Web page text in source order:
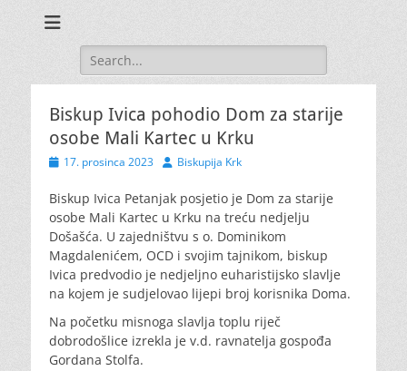
Search
for:
Biskup Ivica pohodio Dom za starije
osobe Mali Kartec u Krku
Posted17. prosinca 2023 AuthorBiskupija Krk
Biskup Ivica Petanjak posjetio je Dom za starije
osobe Mali Kartec u Krku na treću nedjelju
Došašća. U zajedništvu s o. Dominikom
Magdalenićem, OCD i svojim tajnikom, biskup
Ivica predvodio je nedjeljno euharistijsko slavlje
na kojem je sudjelovao lijepi broj korisnika Doma.
Na početku misnoga slavlja toplu riječ
dobrodošlice izrekla je v.d. ravnatelja gospođa
Gordana Stolfa.